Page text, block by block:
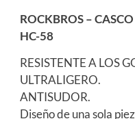
ROCKBROS –
HC-58
RESISTENTE A LOS
ULTRALIGERO.
ANTISUDOR.
Diseño de una sola